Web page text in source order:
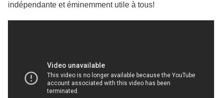
indépendante et éminemment utile à tous!